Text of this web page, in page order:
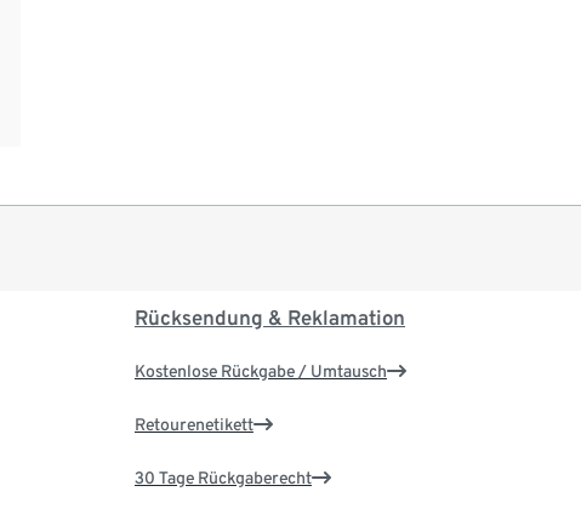
Rücksendung & Reklamation
Kostenlose Rückgabe / Umtausch
Retourenetikett
30 Tage Rückgaberecht